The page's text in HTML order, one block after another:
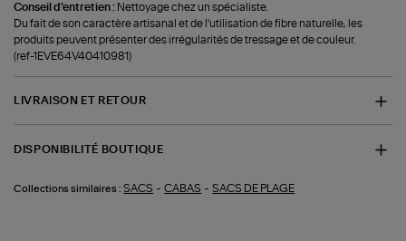
Conseil d'entretien : Nettoyage chez un spécialiste.
Du fait de son caractère artisanal et de l'utilisation de fibre naturelle, les
produits peuvent présenter des irrégularités de tressage et de couleur.
(ref-1EVE64V40410981)
LIVRAISON ET RETOUR
DISPONIBILITÉ BOUTIQUE
Collections similaires : SACS -CABAS -SACS DE PLAGE